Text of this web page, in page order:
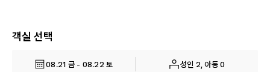
객실 선택
08.21 금 - 08.22 토 성인 2, 아동 0